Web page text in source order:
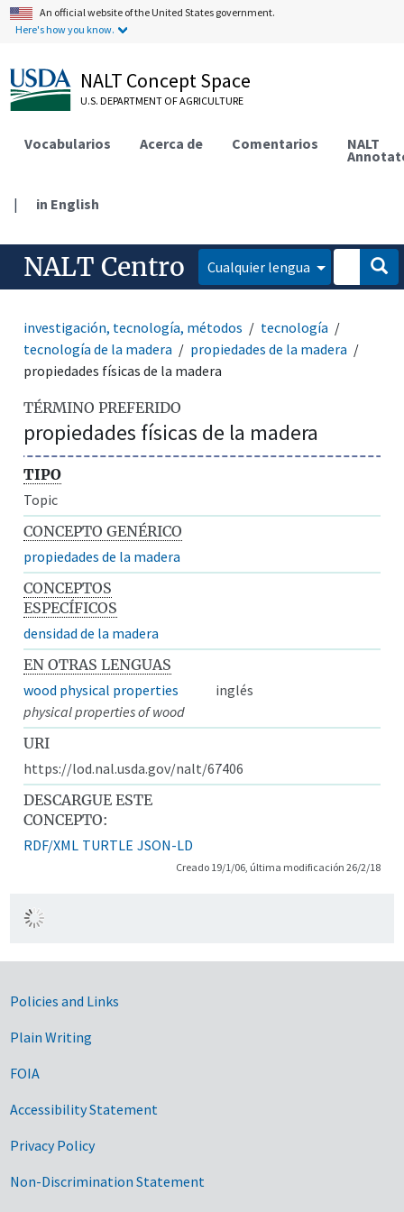
An official website of the United States government.
Here's how you know.
NALT Concept Space
U.S. DEPARTMENT OF AGRICULTURE
Vocabularios Acerca de Comentarios NALT
| in English
NALT Centro Cualquier lengua
investigación, tecnología, métodos
tecnología
tecnología de la madera
propiedades de la madera
propiedades físicas de la madera
TÉRMINO PREFERIDO
propiedades físicas de la madera
TIPO
Topic
CONCEPTO GENÉRICO
propiedades de la madera
CONCEPTOS
ESPECÍFICOS
densidad de la madera
EN OTRAS LENGUAS
wood physical properties
inglés
physical properties of wood
URI
https://lod.nal.usda.gov/nalt/67406
DESCARGUE ESTE
CONCEPTO:
RDF/XML TURTLE JSON-LD
Creado 19/1/06, última modificación 26/2/18
Government Links
Policies and Links
Plain Writing
FOIA
Accessibility Statement
Privacy Policy
Non-Discrimination Statement